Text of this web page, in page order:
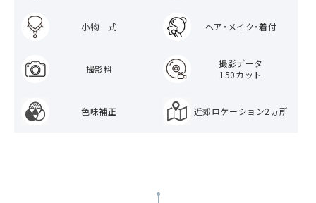
小物一式 ヘア・メイク・着付
撮影料
撮影データ
150カット
色味補正 近郊ロケーション2ヵ所